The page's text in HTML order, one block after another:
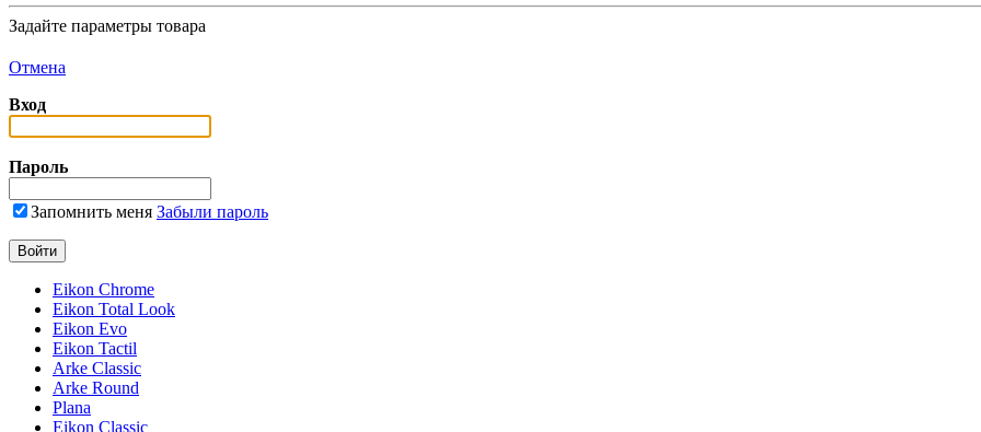
Задайте параметры товара
Отмена
Вход
Пароль
Запомнить меня Забыли пароль
Eikon Chrome
Eikon Total Look
Eikon Evo
Eikon Tactil
Arke Classic
Arke Round
Plana
Eikon Classic